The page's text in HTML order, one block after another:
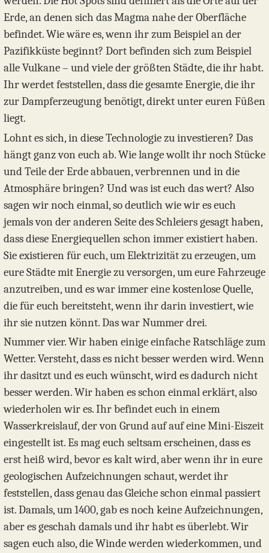
Erde, an denen sich das Magma nahe der Oberfläche
befindet. Wie wäre es, wenn ihr zum Beispiel an der
Pazifikküste beginnt? Dort befinden sich zum Beispiel
alle Vulkane – und viele der größten Städte, die ihr habt.
Ihr werdet feststellen, dass die gesamte Energie, die ihr
zur Dampferzeugung benötigt, direkt unter euren Füßen
liegt.
Lohnt es sich, in diese Technologie zu investieren? Das
hängt ganz von euch ab. Wie lange wollt ihr noch Stücke
und Teile der Erde abbauen, verbrennen und in die
Atmosphäre bringen? Und was ist euch das wert? Also
sagen wir noch einmal, so deutlich wie wir es euch
jemals von der anderen Seite des Schleiers gesagt haben,
dass diese Energiequellen schon immer existiert haben.
Sie existieren für euch, um Elektrizität zu erzeugen, um
eure Städte mit Energie zu versorgen, um eure Fahrzeuge
anzutreiben, und es war immer eine kostenlose Quelle,
die für euch bereitsteht, wenn ihr darin investiert, wie
ihr sie nutzen könnt. Das war Nummer drei.
Nummer vier. Wir haben einige einfache Ratschläge zum
Wetter. Versteht, dass es nicht besser werden wird. Wenn
ihr dasitzt und es euch wünscht, wird es dadurch nicht
besser werden. Wir haben es schon einmal erklärt, also
wiederholen wir es. Ihr befindet euch in einem
Wasserkreislauf, der von Grund auf auf eine Mini-Eiszeit
eingestellt ist. Es mag euch seltsam erscheinen, dass es
erst heiß wird, bevor es kalt wird, aber wenn ihr in eure
geologischen Aufzeichnungen schaut, werdet ihr
feststellen, dass genau das Gleiche schon einmal passiert
ist. Damals, um 1400, gab es noch keine Aufzeichnungen,
aber es geschah damals und ihr habt es überlebt. Wir
sagen euch also, die Winde werden wiederkommen, und